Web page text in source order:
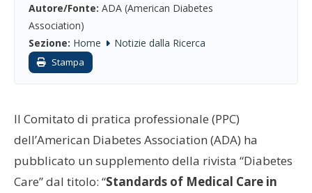
Autore/Fonte: ADA (American Diabetes
Association)
Sezione: Home Notizie dalla Ricerca
Stampa
Il Comitato di pratica professionale (PPC)
dell’American Diabetes Association (ADA) ha
pubblicato un supplemento della rivista “Diabetes
Care” dal titolo: “Standards of Medical Care in